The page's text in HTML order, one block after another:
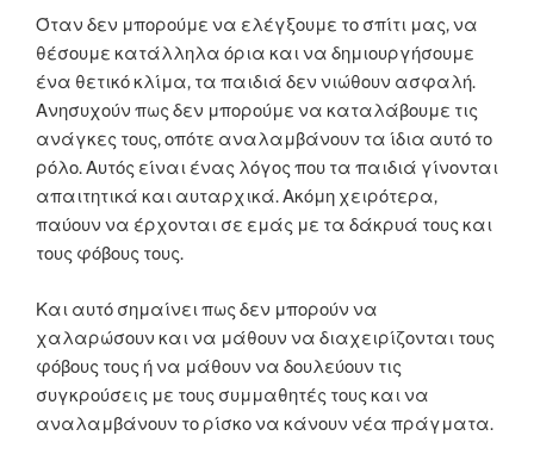
Όταν δεν μπορούμε να ελέγξουμε το σπίτι μας, να
θέσουμε κατάλληλα όρια και να δημιουργήσουμε
ένα θετικό κλίμα, τα παιδιά δεν νιώθουν ασφαλή.
Ανησυχούν πως δεν μπορούμε να καταλάβουμε τις
ανάγκες τους, οπότε αναλαμβάνουν τα ίδια αυτό το
ρόλο. Αυτός είναι ένας λόγος που τα παιδιά γίνονται
απαιτητικά και αυταρχικά. Ακόμη χειρότερα,
παύουν να έρχονται σε εμάς με τα δάκρυά τους και
τους φόβους τους.
Και αυτό σημαίνει πως δεν μπορούν να
χαλαρώσουν και να μάθουν να διαχειρίζονται τους
φόβους τους ή να μάθουν να δουλεύουν τις
συγκρούσεις με τους συμμαθητές τους και να
αναλαμβάνουν το ρίσκο να κάνουν νέα πράγματα.